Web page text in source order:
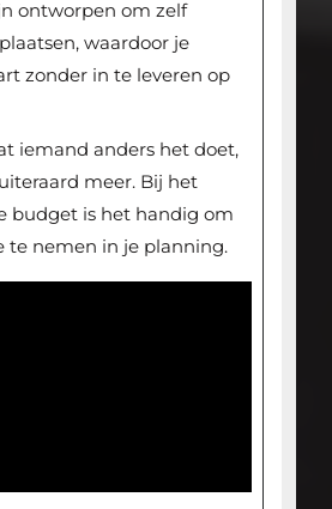
ontworpen om zelf
waardoor je
zonder in te leveren op
iemand anders het doet,
meer. Bij het
budget is het handig om
te nemen in je planning.